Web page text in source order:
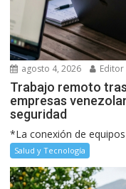
agosto 4, 2026 Editor
Trabajo remoto
empresas
seguridad
*La conexión de
Salud y Tecnología